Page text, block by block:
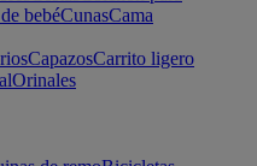
bebéCunasCama
CapazosCarrito ligero
Orinales